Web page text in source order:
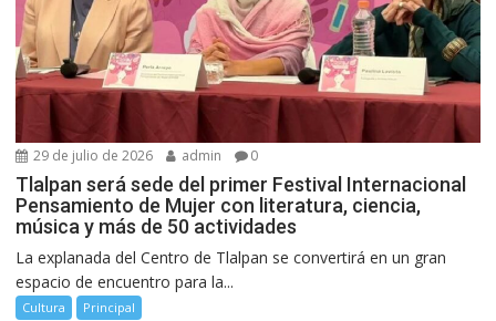
29 de julio de 2026 admin 0
Tlalpan será sede del primer Festival Internacional
Pensamiento de Mujer con literatura, ciencia,
música y más de 50 actividades
La explanada del Centro de Tlalpan se convertirá en un gran
espacio de encuentro para la...
Cultura Principal